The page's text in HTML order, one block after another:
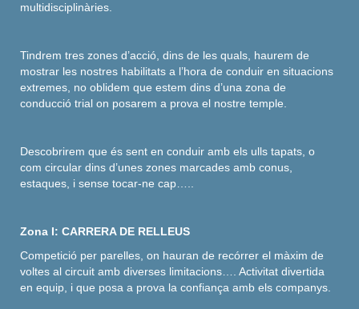
multidisciplinàries.
Tindrem tres zones d’acció, dins de les quals, haurem de
mostrar les nostres habilitats a l’hora de conduir en situacions
extremes, no oblidem que estem dins d’una zona de
conducció trial on posarem a prova el nostre temple.
Descobrirem que és sent en conduir amb els ulls tapats, o
com circular dins d’unes zones marcades amb conus,
estaques, i sense tocar-ne cap…..
Zona I: CARRERA DE RELLEUS
Competició per parelles, on hauran de recórrer el màxim de
voltes al circuit amb diverses limitacions…. Activitat divertida
en equip, i que posa a prova la confiança amb els companys.